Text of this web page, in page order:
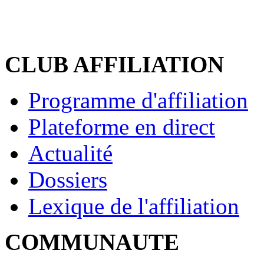
CLUB AFFILIATION
Programme d'affiliation
Plateforme en direct
Actualité
Dossiers
Lexique de l'affiliation
COMMUNAUTE